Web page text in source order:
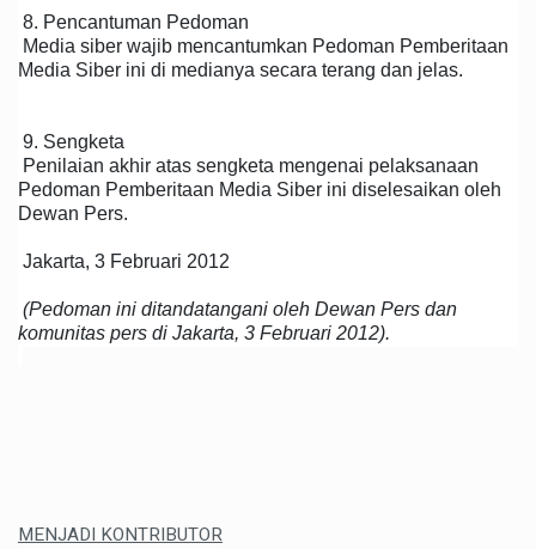
8. Pencantuman Pedoman
Media siber wajib mencantumkan Pedoman Pemberitaan
Media Siber ini di medianya secara terang dan jelas.
9. Sengketa
Penilaian akhir atas sengketa mengenai pelaksanaan
Pedoman Pemberitaan Media Siber ini diselesaikan oleh
Dewan Pers.
Jakarta, 3 Februari 2012
(Pedoman ini ditandatangani oleh Dewan Pers dan
komunitas pers di Jakarta, 3 Februari 2012).
MENJADI KONTRIBUTOR